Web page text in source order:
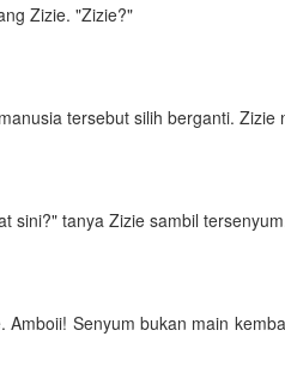
Zizie. "Zizie?"
tersebut silih berganti.
sini?" tanya Zizie sambil
Amboii! Senyum bukan main